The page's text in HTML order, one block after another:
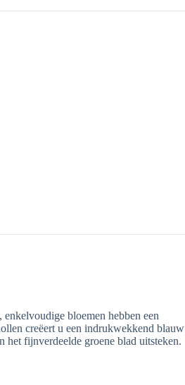
bloemen hebben een
creëert u een indrukwekkend blauw
het fijnverdeelde groene blad uitsteken.